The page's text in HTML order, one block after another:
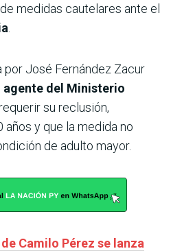
medidas cautelares ante el
José Fernández Zacur
agente del Ministerio
su reclusión,
y que la medida no
de adulto mayor.
Camilo Pérez se lanza